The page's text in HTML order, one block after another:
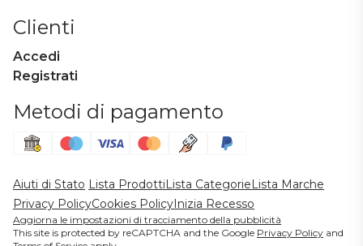
Clienti
Accedi
Registrati
Metodi di pagamento
Aiuti di Stato Lista ProdottiLista CategorieLista Marche
Privacy PolicyCookies PolicyInizia Recesso
Aggiorna le impostazioni di tracciamento della pubblicità
This site is protected by reCAPTCHA and the Google Privacy Policy and